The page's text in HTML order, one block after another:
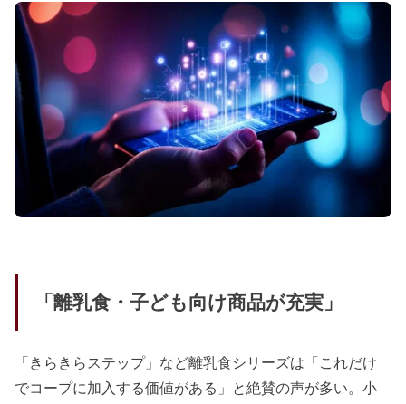
「離乳食・子ども向け商品が充実」
「きらきらステップ」など離乳食シリーズは「これだけ
でコープに加入する価値がある」と絶賛の声が多い。小